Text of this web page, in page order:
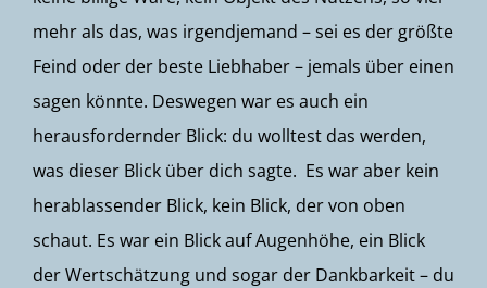
mehr als das, was irgendjemand – sei es der größte
Feind oder der beste Liebhaber – jemals über einen
sagen könnte. Deswegen war es auch ein
herausfordernder Blick: du wolltest das werden,
was dieser Blick über dich sagte. Es war aber kein
herablassender Blick, kein Blick, der von oben
schaut. Es war ein Blick auf Augenhöhe, ein Blick
der Wertschätzung und sogar der Dankbarkeit – du